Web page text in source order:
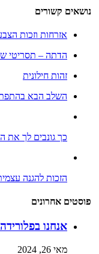
נושאים קשורים
אזרחות וזכות
הדתה – תסריטי
זהות חילונית
השלב הבא
כך גונבים לך את
הזכות להגנה
פוסטים אחרונים
אנחנו
מאי 26, 2024